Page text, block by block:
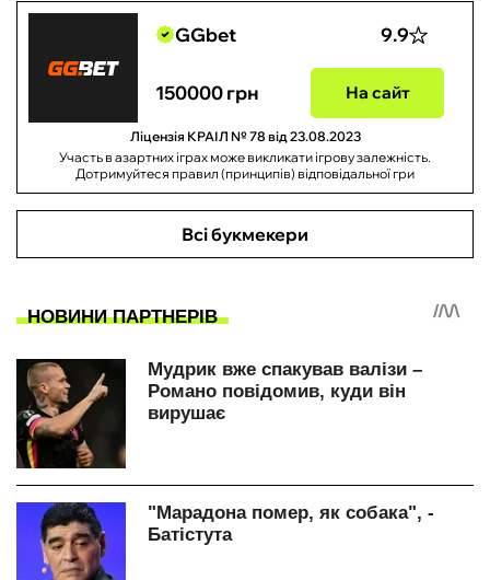
GGbet 9.9
150000 грн На сайт
Ліцензія КРАІЛ № 78 від 23.08.2023
Участь в азартних іграх може викликати ігрову залежність.
Дотримуйтеся правил (принципів) відповідальної гри
Всі букмекери